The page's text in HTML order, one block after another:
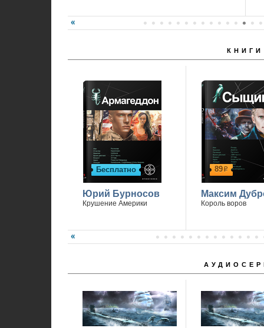
КНИГИ
Бесплатно
Юрий Бурносов
Крушение Америки
89р
Максим
Король воров